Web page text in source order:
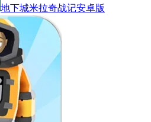
地下城米拉奇战记安卓版